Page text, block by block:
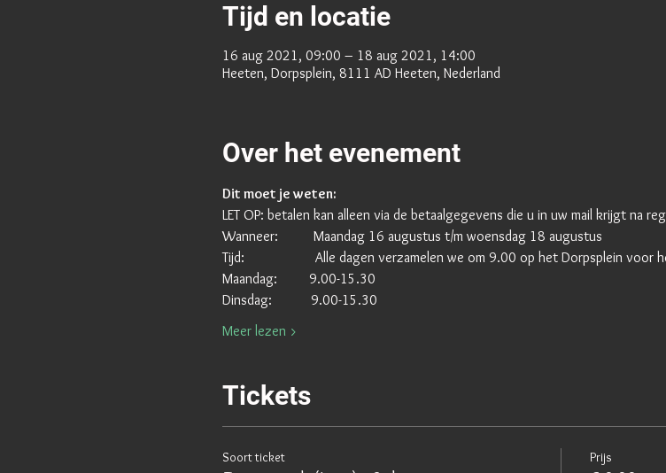
Tijd en locatie
16 aug 2021, 09:00 – 18 aug 2021, 14:00
Heeten, Dorpsplein, 8111 AD Heeten, Nederland
Over het evenement
Dit moet je weten:
​LET OP: betalen kan alleen via de betaalgegevens die u in uw mail krijgt na
Wanneer:          Maandag 16 augustus t/m woensdag 18 augustus
Tijd:                    Alle dagen verzamelen we om 9.00 op het Dorpsplein
Maandag:         9.00-15.30
Dinsdag:           9.00-15.30
Meer lezen >
Tickets
Soort ticket Prijs